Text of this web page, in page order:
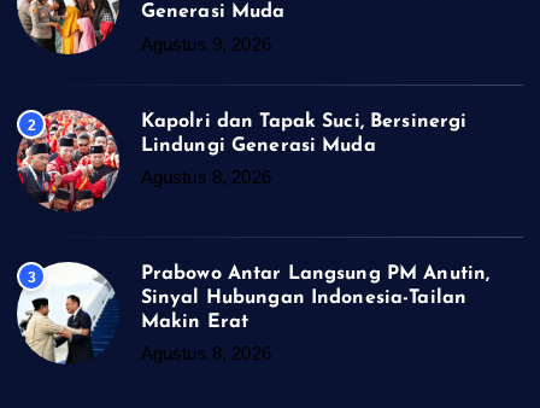
Generasi Muda
Agustus 9, 2026
2
Kapolri dan Tapak Suci, Bersinergi
Lindungi Generasi Muda
Agustus 8, 2026
3
Prabowo Antar Langsung PM Anutin,
Sinyal Hubungan Indonesia-Tailan
Makin Erat
Agustus 8, 2026